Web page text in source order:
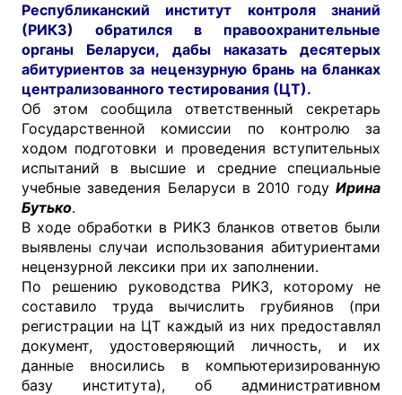
Республиканский институт контроля знаний
(РИКЗ) обратился в правоохранительные
органы Беларуси, дабы наказать десятерых
абитуриентов за нецензурную брань на бланках
централизованного тестирования (ЦТ).
Об этом сообщила ответственный секретарь
Государственной комиссии по контролю за
ходом подготовки и проведения вступительных
испытаний в высшие и средние специальные
учебные заведения Беларуси в 2010 году Ирина
Бутько.
В ходе обработки в РИКЗ бланков ответов были
выявлены случаи использования абитуриентами
нецензурной лексики при их заполнении.
По решению руководства РИКЗ, которому не
составило труда вычислить грубиянов (при
регистрации на ЦТ каждый из них предоставлял
документ, удостоверяющий личность, и их
данные вносились в компьютеризированную
базу института), об административном